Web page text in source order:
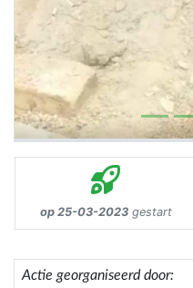
op 25-03-2023gestart
Actie georganiseerd door: